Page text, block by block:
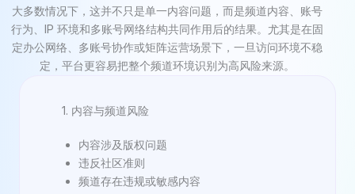
大多数情况下，这并不只是单一内容问题，而是频道内容、账号
行为、IP 环境和多账号网络结构共同作用后的结果。尤其是在固
定办公网络、多账号协作或矩阵运营场景下，一旦访问环境不稳
定，平台更容易把整个频道环境识别为高风险来源。
1. 内容与频道风险
内容涉及版权问题
违反社区准则
频道存在违规或敏感内容